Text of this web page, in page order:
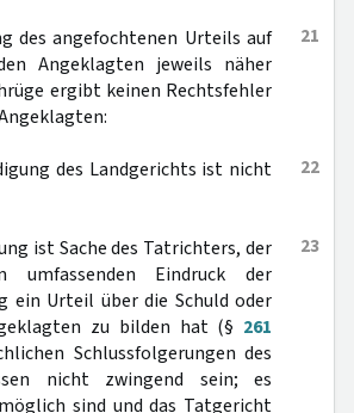
21
des angefochtenen Urteils auf
Angeklagten jeweils näher
ergibt keinen Rechtsfehler
22
des Landgerichts ist nicht
23
ist Sache des Tatrichters, der
Eindruck der
ein Urteil über die Schuld oder
zu bilden hat (§ 261
Schlussfolgerungen des
nicht zwingend sein; es
sind und das Tatgericht